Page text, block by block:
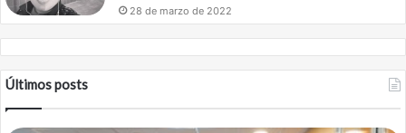
28 de marzo de 2022
Últimos posts